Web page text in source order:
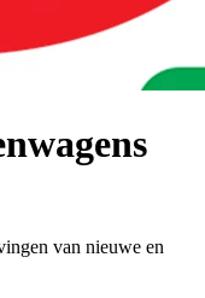
van nieuwe en